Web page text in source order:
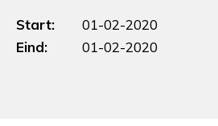
Start:
01-02-2020
Eind:
01-02-2020